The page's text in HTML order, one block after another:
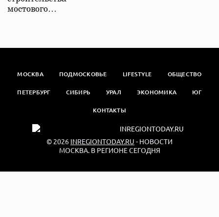
мостового…
МОСКВА ПОДМОСКОВЬЕ LIFESTYLE ОБЩЕСТВО
ПЕТЕРБУРГ СИБИРЬ УРАЛ ЭКОНОМИКА ЮГ
КОНТАКТЫ
© 2026 INREGIONTODAY.RU - НОВОСТИ
МОСКВА. В РЕГИОНЕ СЕГОДНЯ